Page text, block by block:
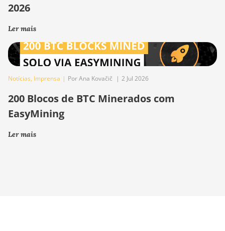
2026
Ler mais
Notícias, Imprensa | Por Ana Kovačič | 2 Jul 2026
200 Blocos de BTC Minerados com
EasyMining
Ler mais